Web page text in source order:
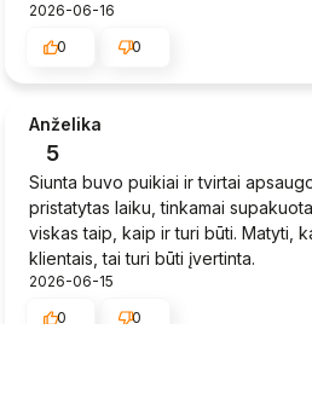
2026-06-16
0
0
Anželika
5
Siunta buvo puikiai ir tvirtai
pristatytas laiku, tinkamai
viskas taip, kaip ir turi būti. Matyti,
klientais, tai turi būti įvertinta.
2026-06-15
0
0